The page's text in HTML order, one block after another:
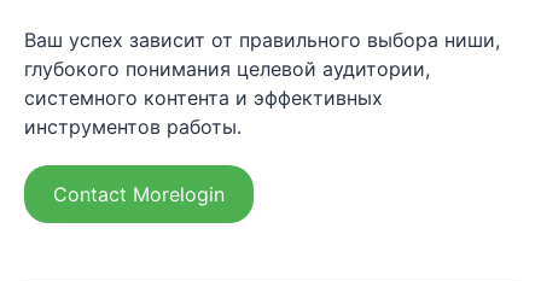
Ваш успех зависит от правильного выбора ниши,
глубокого понимания целевой аудитории,
системного контента и эффективных
инструментов работы.
Contact Morelogin